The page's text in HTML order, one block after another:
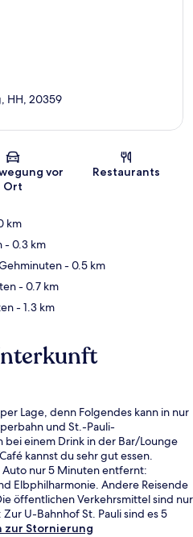
Karte
HH, 20359
vor
Ort
Restaurants
km
- 0.3 km
- 0.5 km
- 0.7 km
- 1.3 km
Lage, denn Folgendes kann in nur
und St.-Pauli-
bei einem Drink in der Bar/Lounge
kannst du sehr gut essen.
nur 5 Minuten entfernt:
Elbphilharmonie. Andere Reisende
öffentlichen Verkehrsmittel sind nur
U-Bahnhof St. Pauli sind es 5
5 Minuten.
zur Stornierung